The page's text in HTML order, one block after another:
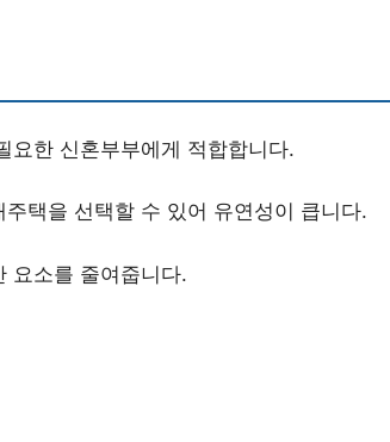
요한 신혼부부에게 적합합니다.
택을 선택할 수 있어 유연성이 큽니다.
요소를 줄여줍니다.